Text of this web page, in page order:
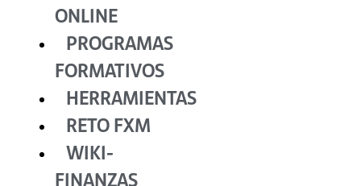
ONLINE
PROGRAMAS
FORMATIVOS
HERRAMIENTAS
RETO FXM
WIKI-
FINANZAS